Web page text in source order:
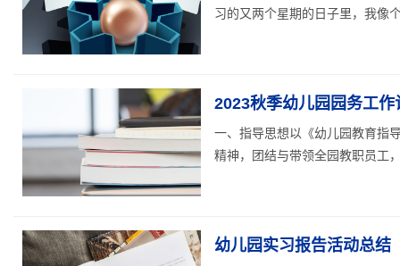
习的又两个星期的日子里，我像
2023秋季幼儿园园务工作
一、指导思想以《幼儿园教育指
精神，团结与带领全园教职员工
幼儿园实习报告活动总结